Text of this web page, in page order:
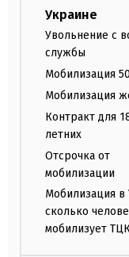
Украине
Увольнение с
службы
Мобилизация
Мобилизация
Контракт для
летних
Отсрочка от
мобилизации
Мобилизация в
сколько
мобилизует